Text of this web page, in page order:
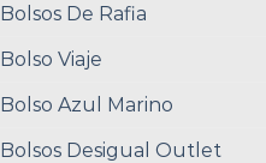
Bolsos De Rafia
Bolso Viaje
Bolso Azul Marino
Bolsos Desigual Outlet